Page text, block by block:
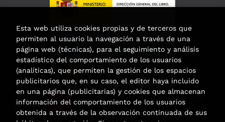
Esta actividad ha recibido una ayuda
para la modernización de las librerías de
la Comunidad de Madrid
Esta web utiliza cookies propias y de terceros que
permiten al usuario la navegación a través de una
página web (técnicas), para el seguimiento y análisis
estadístico del comportamiento de los usuarios
(analíticas), que permiten la gestión de los espacios
publicitarios que, en su caso, el editor haya incluido
en una página (publicitarias) y cookies que almacenan
información del comportamiento de los usuarios
obtenida a través de la observación continuada de sus